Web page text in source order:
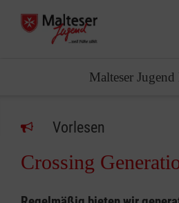
Malteser Jugend
Vorlesen
Crossing